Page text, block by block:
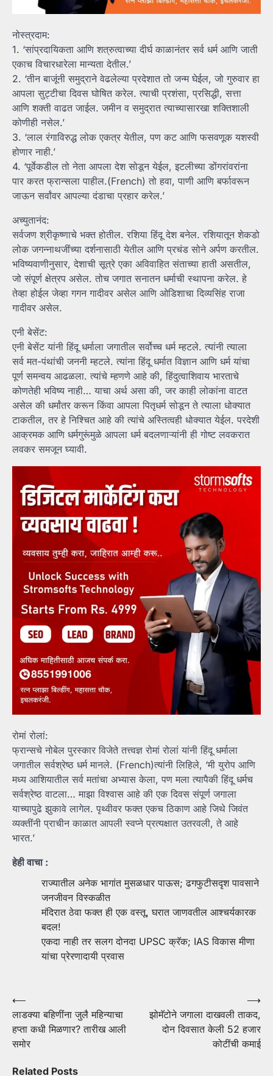
नोस्त्रदाम:
1. ‘सांप्रदायिकता आणि शत्रुत्वाच्या दीर्घ काळानंतर सर्व धर्म आणि जाती
एकाच विचारधारेला मान्यता देतील.’
2. ‘तीन बाजूंनी समुद्राने वेढलेल्या प्रदेशात तो जन्म घेईल, जो गुरुवार हा
आपला सुट्टीचा दिवस घोषित करेल. त्याची प्रशंसा, प्रसिद्धी, सत्ता
आणि शक्ती वाढत जाईल. जमीन व समुद्रात त्याच्यासारखा शक्तिशाली
कोणीही नसेल.’
3. ‘लाल रंगाविरुद्ध लोक एकत्र येतील, पण कट आणि फसवणूक यशस्वी
होणार नाही.’
4. ‘पूर्वेकडील तो नेता आपला देश सोडून येईल, इटलीच्या डोंगरांवरांना
पार करत फ्रान्सला पाहील.(French) तो हवा, पाणी आणि बर्फावरून
जाऊन सर्वांवर आपल्या दंडाचा प्रहार करेल.’
अच्युतानंद:
सर्वजण श्रीकृष्णाचे भक्त होतील. रशिया हिंदू देश बनेल. रशियातून शेकडो
लोक जगन्नाथजींच्या दर्शनासाठी येतील आणि प्रचंड सोने अर्पण करतील.
भविष्यवाणीनुसार, देशाची सूत्रे एका अविवाहित संताच्या हाती असतील,
जो संपूर्ण क्षेत्रप असेल. तोच जगात सनातन धर्माची स्थापना करेल. हे
तेव्हा होईल जेव्हा गगन गादीवर असेल आणि ओडिशाचा दिव्यसिंह राजा
गादीवर असेल.
एनी बेसेंट:
एनी बेसेंट यांनी हिंदू धर्माला जगातील सर्वोच्च धर्म म्हटले. त्यांनी त्याला
सर्व मत-पंथांची जननी म्हटले. त्यांना हिंदू धर्मात विज्ञान आणि धर्म यांचा
पूर्ण समन्वय आढळला. त्यांचे म्हणणे आहे की, हिंदुत्वाशिवाय भारताचे
कोणतेही भविष्य नाही… याचा अर्थ असा की, जर काही लोकांना वाटत
असेल की धर्मांतर करून किंवा आपला पितृधर्म सोडून ते त्याला धोक्यात
टाकतील, तर हे निश्चित आहे की त्यांचे अस्तित्वही धोक्यात येईल. परदेशी
आक्रमक आणि धर्मगुरूंमुळे आपला धर्म बदलणाऱ्यांनी ही गोष्ट लवकरात
लवकर समजून घ्यावी.
रोमां रोलां:
फ्रान्सचे नोबेल पुरस्कार विजेते तत्त्वज्ञ रोमां रोलां यांनी हिंदू धर्माला
जगातील सर्वश्रेष्ठ धर्म मानले. (French)त्यांनी लिहिले, ‘मी युरोप आणि
मध्य आशियातील सर्व मतांचा अभ्यास केला, पण मला त्यापैकी हिंदू धर्मच
सर्वश्रेष्ठ वाटला… माझा विश्वास आहे की एक दिवस संपूर्ण जगाला
याच्यापुढे झुकावे लागेल. पृथ्वीवर फक्त एकच ठिकाण आहे जिथे जिवंत
व्यक्तींनी प्राचीन काळात आपली स्वप्ने प्रत्यक्षात उतरवली, ते आहे
भारत.’
हेही वाचा :
राज्यातील अनेक भागांत मुसळधार पाऊस; ढगफुटीसदृश पावसाने
जनजीवन विस्कळीत
मंदिरात ठेवा फक्त ही एक वस्तू, घरात जाणवतील आश्चर्यकारक
बदल!
एकदा नाही तर सलग दोनदा UPSC क्रॅक; IAS विकास मीणा
यांचा प्रेरणादायी प्रवास
Post
navigation
⟵
लाडक्या बहिणींना जुलै महिन्याचा
हप्ता कधी मिळणार? तारीख आली
समोर
झोमॅटोने जगाला दाखवली ताकद,
दोन दिवसात केली 52 हजार
कोटींची कमाई
⟶
Related Posts